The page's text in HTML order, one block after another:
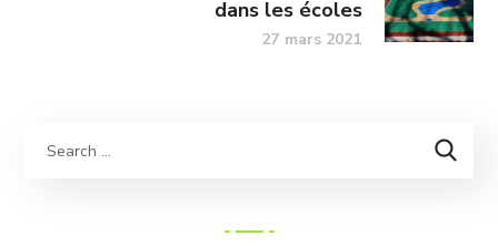
dans les écoles
27 mars 2021